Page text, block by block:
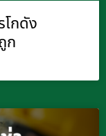
โกดัง
ก